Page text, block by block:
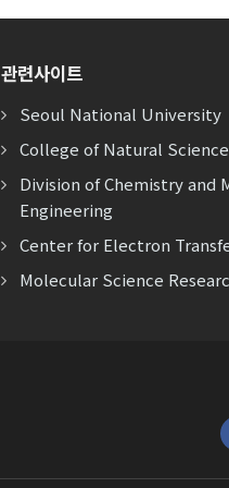
관련사이트
Seoul National University
College of Natural
Division of Chemistry and
Engineering
Center for Electron
Molecular Science